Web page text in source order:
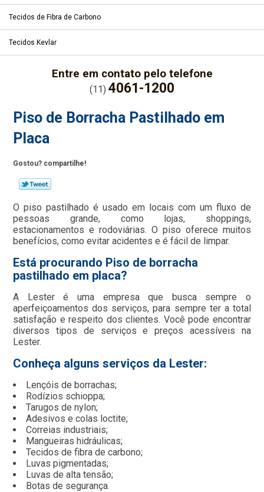
Tecidos de Fibra de Carbono
Tecidos Kevlar
Entre em contato pelo telefone
(11) 4061-1200
Piso de Borracha Pastilhado em
Placa
Gostou? compartilhe!
O piso pastilhado é usado em locais com um fluxo de
pessoas grande, como lojas, shoppings,
estacionamentos e rodoviárias. O piso oferece muitos
benefícios, como evitar acidentes e é fácil de limpar.
Está procurando Piso de borracha
pastilhado em placa?
A Lester é uma empresa que busca sempre o
aperfeiçoamentos dos serviços, para sempre ter a total
satisfação e respeito dos clientes. Você pode encontrar
diversos tipos de serviços e preços acessíveis na
Lester.
Conheça alguns serviços da Lester:
Lençóis de borrachas;
Rodízios schioppa;
Tarugos de nylon;
Adesivos e colas loctite;
Correias industriais;
Mangueiras hidráulicas;
Tecidos de fibra de carbono;
Luvas pigmentadas;
Luvas de alta tensão;
Botas de segurança.